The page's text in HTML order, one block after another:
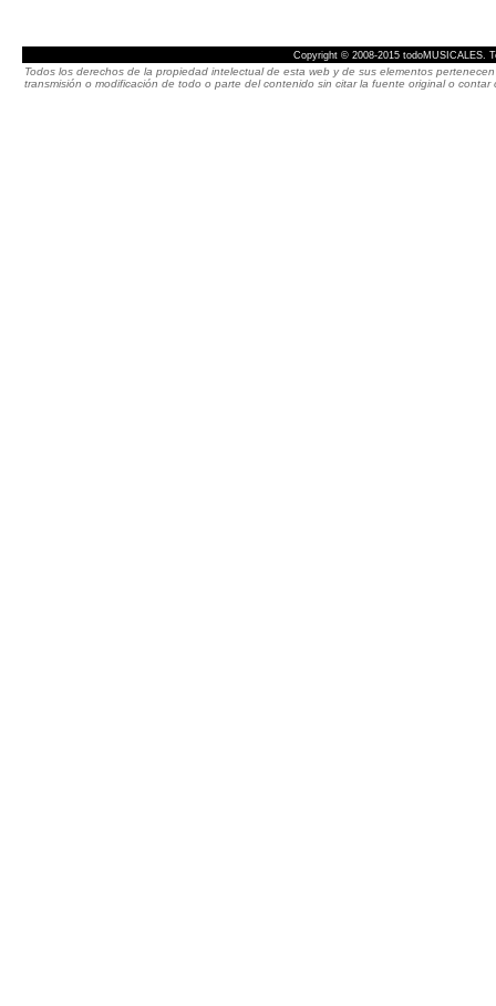
Copyright © 2008-2015 todoMUSICALES.
Todos los derechos de la propiedad intelectual de esta web y de sus elementos
transmisión o modificación de todo o parte del contenido sin citar la fuente original o